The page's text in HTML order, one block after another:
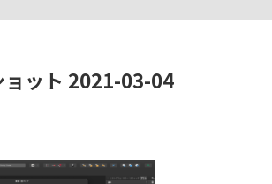
ョット 2021-03-04